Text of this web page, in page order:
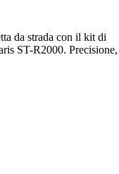
da strada con il kit di
ST-R2000. Precisione,